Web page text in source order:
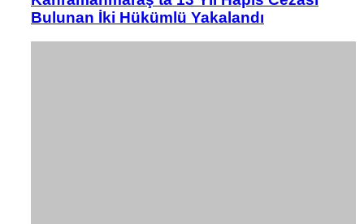
Bulunan İki Hükümlü Yakalandı